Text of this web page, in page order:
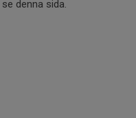
denna sida.